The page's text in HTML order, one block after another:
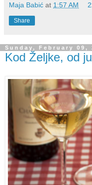
Maja Babić at 1:57 AM
Share
Sunday, February 09,
Kod Željke, od